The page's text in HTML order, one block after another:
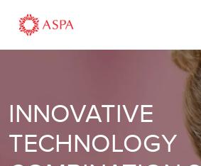
content
INNOVATIVE
TECHNOLOGY